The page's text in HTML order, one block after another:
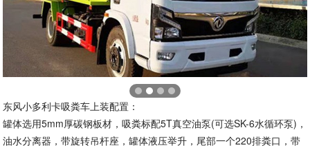
东风小多利卡吸粪车上装配置：
罐体选用5mm厚碳钢板材，吸粪标配5T真空油泵(可选SK-6水循环泵)，
油水分离器，带旋转吊杆座，罐体液压举升，尾部一个220排粪口，带